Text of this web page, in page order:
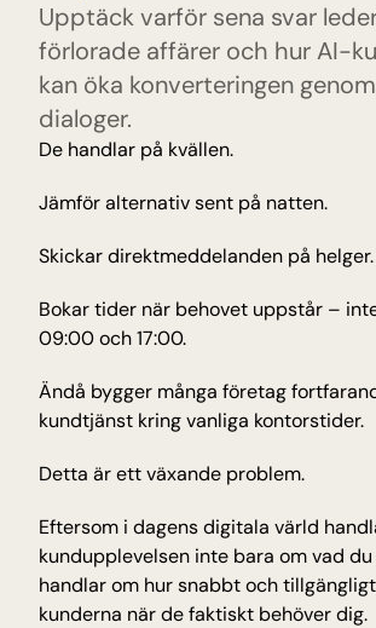
Pris
Resurser
Insikter och tips från Tellyou
Uppdateringar
Plattform
Teknologi
AI för precision, tillförlitlighet och
INDUSTRIER
Utbildning
Antagning, registrering och
E-handel
Produktfrågor om frakt och
Träning & hälsa
Bokningar, avbokningar och
Upptäck varför sena svar
förlorade affärer och hur AI-
kan öka konverteringen
dialoger.
De handlar på kvällen.
Jämför alternativ sent på natten.
Skickar direktmeddelanden på helger.
Bokar tider när behovet uppstår –
09:00 och 17:00.
Ändå bygger många företag
kundtjänst kring vanliga kontorstider.
Detta är ett växande problem.
Eftersom i dagens digitala värld
kundupplevelsen inte bara om vad
handlar om hur snabbt och
kunderna när de faktiskt behöver dig.